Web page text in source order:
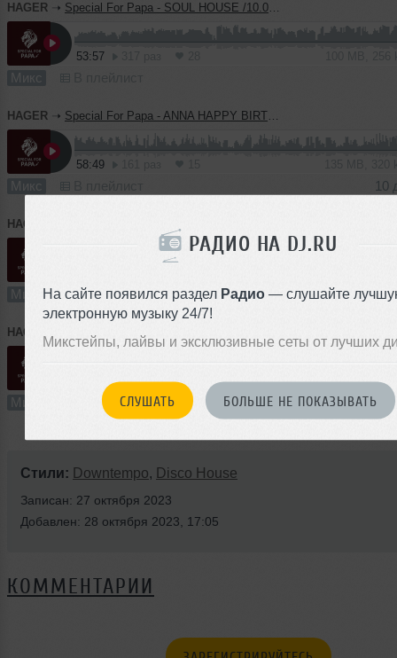
РАДИО НА DJ.RU
На сайте появился раздел Радио — слушайте
электронную музыку 24/7!
Микстейпы, лайвы и эксклюзивные сеты от лучших
СЛУШАТЬ БОЛЬШЕ НЕ ПОКАЗЫВАТЬ
HAGER ➝ Special For Papa - SOUL HOUSE /10.01.2026
53:57
Микс
HAGER ➝ Special For Papa - ANNA HAPPY BIRTHDAY /10.12.2025
58:49
Микс 10
HAGER
Микс В плейлист
HAGER Special For Papa - DISCODRON / 29.11.2025
119 раз 125 MB,
Микс В плейлист
Стили: Downtempo, Disco House
Записан: 27 октября 2023
Добавлен: 28 октября 2023, 17:05
КОММЕНТАРИИ